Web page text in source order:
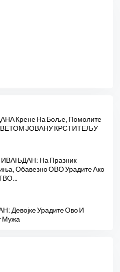
Крене На Боље, Помолите
ЈОВАНУ КРСТИТЕЉУ
На Празник
Обавезно ОВО Урадите Ако
Девојке Урадите Ово И
Мужа